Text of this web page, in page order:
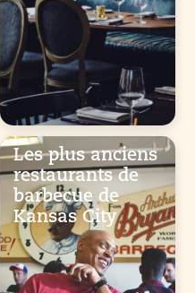
Les plus anciens
restaurants de
barbecue de
Kansas City